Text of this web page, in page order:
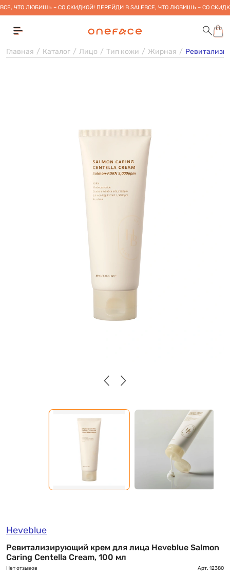
ВСЕ, ЧТО ЛЮБИШЬ – СО СКИДКОЙ! ПЕРЕЙДИ В SALEВСЕ, ЧТО ЛЮБИШЬ – СО
Главная Каталог Лицо Тип кожи Жирная
Heveblue
Ревитализирующий крем для лица Heveblue Salmon
Caring Centella Cream, 100 мл
Нет отзывов Арт. 12380